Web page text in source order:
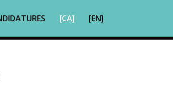
[CA] [EN]